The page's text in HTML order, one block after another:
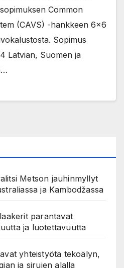
Common
(CAVS) -hankkeen 6×6
Sopimus
Latvian, Suomen ja
Metson jauhinmyllyt
ja Kambodžassa
parantavat
ja luotettavuutta
yhteistyötä tekoälyn,
ja sirujen alalla